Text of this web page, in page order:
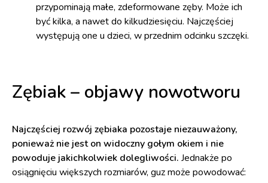
przypominają małe, zdeformowane zęby. Może ich
być kilka, a nawet do kilkudziesięciu. Najczęściej
występują one u dzieci, w przednim odcinku szczęki.
Zębiak – objawy nowotworu
Najczęściej rozwój zębiaka pozostaje niezauważony,
ponieważ nie jest on widoczny gołym okiem i nie
powoduje jakichkolwiek dolegliwości. Jednakże po
osiągnięciu większych rozmiarów, guz może powodować: